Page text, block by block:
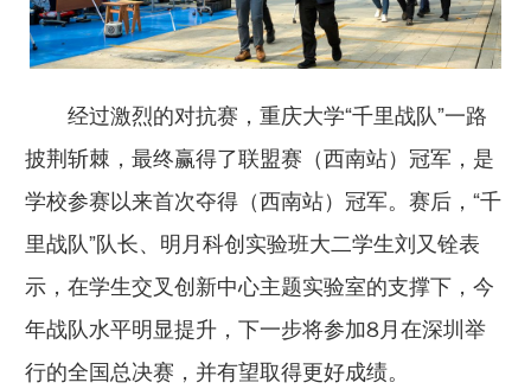
经过激烈的对抗赛，重庆大学“千里战队”一路
披荆斩棘，最终赢得了联盟赛（西南站）冠军，是
学校参赛以来首次夺得（西南站）冠军。赛后，“千
里战队”队长、明月科创实验班大二学生刘又铨表
示，在学生交叉创新中心主题实验室的支撑下，今
年战队水平明显提升，下一步将参加8月在深圳举
行的全国总决赛，并有望取得更好成绩。